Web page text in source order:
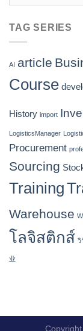
TAG SERIES
AI article
Course
History import
LogisticsManager
Procurement
Sourcing
Training
Warehouse
โลจิสติกส์ วิ
业